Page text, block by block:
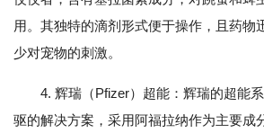
用。其独特的滴剂形式便于操作，且药物
少对宠物的刺激。
4. 辉瑞（Pfizer）超能：辉瑞的超能
驱的解决方案，采用阿福拉纳作为主要成